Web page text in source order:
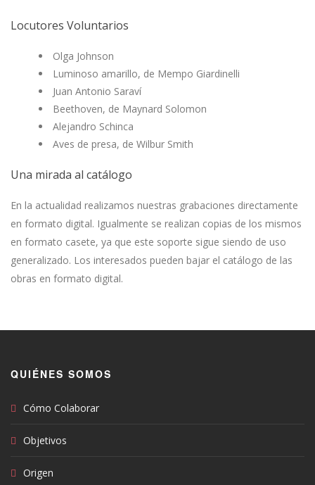
Locutores Voluntarios
Olga Johnson
Luminoso amarillo, de Mempo Giardinelli
Juan Antonio Saraví
Beethoven, de Maynard Solomon
Alejandro Schinca
Aves de presa, de Wilbur Smith
Una mirada al catálogo
En la actualidad realizamos nuestras grabaciones directamente
en formato digital. Igualmente se realizan copias de los mismos
en formato casete, ya que este soporte sigue siendo de uso
generalizado. Los interesados pueden bajar el catálogo de las
obras en formato digital.
QUIÉNES SOMOS
Cómo Colaborar
Objetivos
Origen